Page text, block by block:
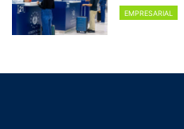
EMPRESARIAL